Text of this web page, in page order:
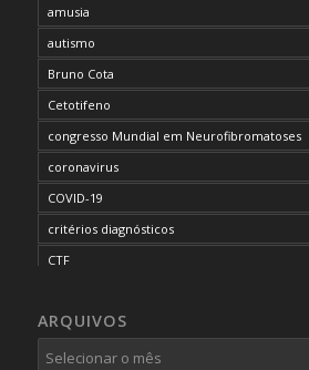
amusia
autismo
Bruno Cota
Cetotifeno
congresso Mundial em Neurofibromatoses
coronavirus
COVID-19
critérios diagnósticos
CTF
desordem do processamento auditivo
diagnóstico
ARQUIVOS